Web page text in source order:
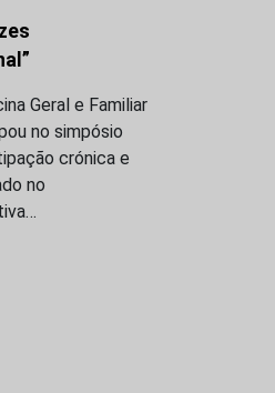
Geral e Familiar
no simpósio
crónica e
no